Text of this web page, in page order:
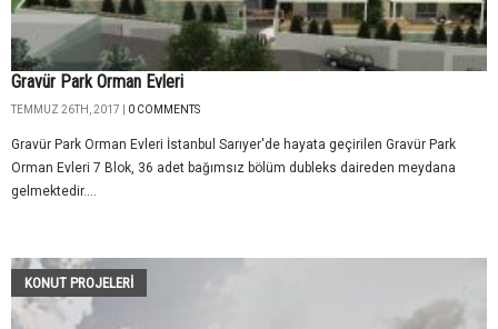
Gravür Park Orman Evleri
TEMMUZ 26TH, 2017 | 0 COMMENTS
Gravür Park Orman Evleri İstanbul Sarıyer'de hayata geçirilen Gravür Park
Orman Evleri 7 Blok, 36 adet bağımsız bölüm dubleks daireden meydana
gelmektedir....
KONUT PROJELERI